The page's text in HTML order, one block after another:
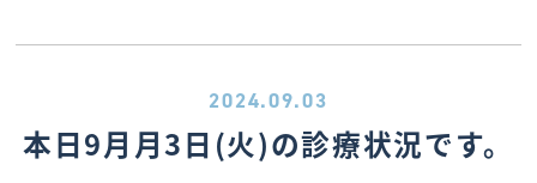
2024.09.03
本日9月月3日(火)の診療状況です。